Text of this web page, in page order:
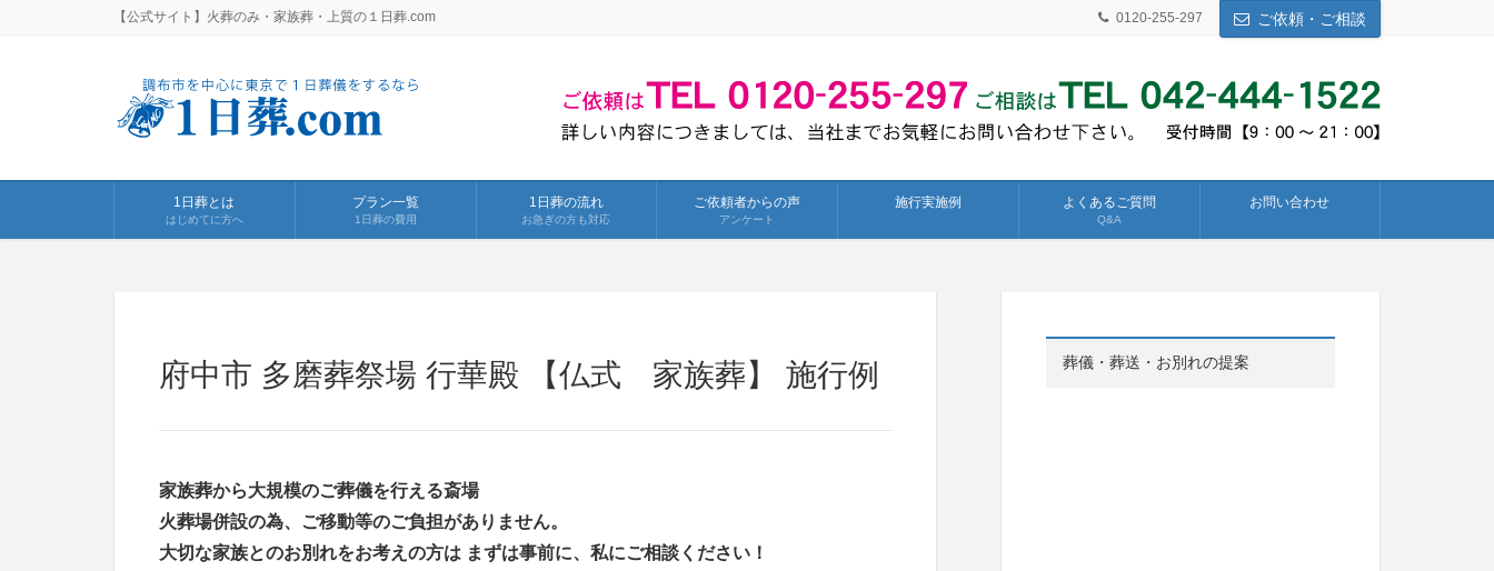
【公式サイト】火葬のみ・家族葬・上質の１日葬.com 0120-255-297 ご依頼・ご相談
1日葬とは
はじめてに方へ
プラン一覧
1日葬の費用
1日葬の流れ
お急ぎの方も対応
ご依頼者からの声
アンケート
施行実施例 よくあるご質問
Q&A
お問い合わせ
府中市 多磨葬祭場 行華殿 【仏式 家族葬】 施行例
家族葬から大規模のご葬儀を行える斎場
火葬場併設の為、ご移動等のご負担がありません。
大切な家族とのお別れをお考えの方は まずは事前に、私にご相談ください！
葬儀・葬送・お別れの提案